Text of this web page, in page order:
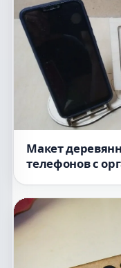
Макет
телефонов с